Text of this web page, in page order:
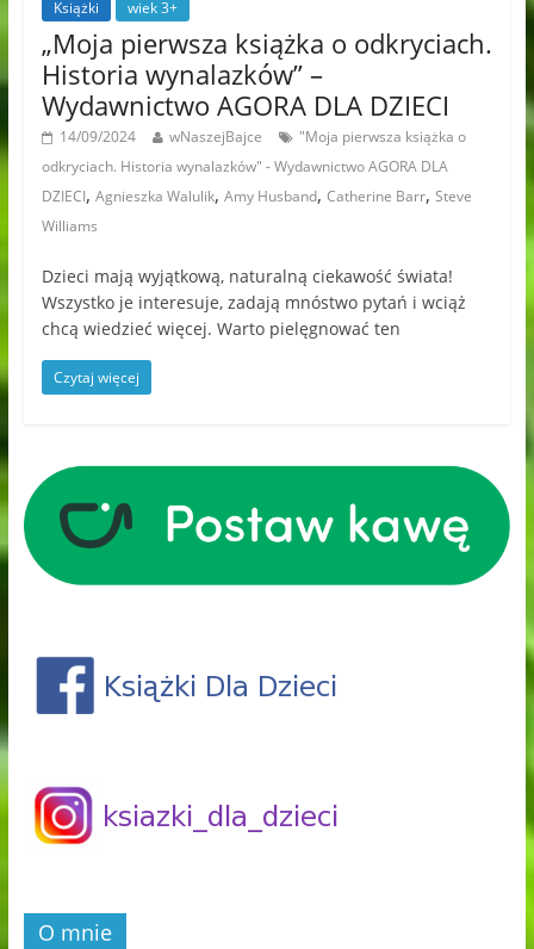
Książki wiek 3+
„Moja pierwsza książka o odkryciach.
Historia wynalazków” –
Wydawnictwo AGORA DLA DZIECI
14/09/2024 wNaszejBajce
"Moja pierwsza książka o
odkryciach. Historia wynalazków" - Wydawnictwo AGORA DLA
DZIECI, Agnieszka Walulik, Amy Husband, Catherine Barr, Steve
Williams
Dzieci mają wyjątkową, naturalną ciekawość świata!
Wszystko je interesuje, zadają mnóstwo pytań i wciąż
chcą wiedzieć więcej. Warto pielęgnować ten
Czytaj więcej
O mnie